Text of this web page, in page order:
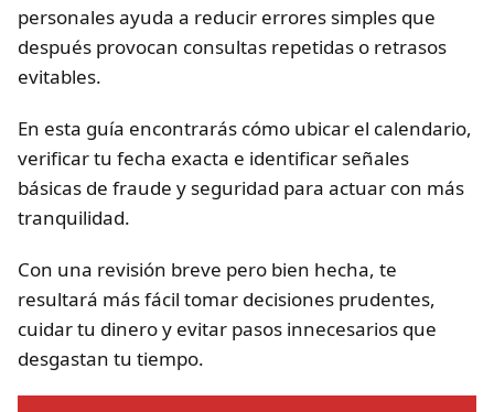
personales ayuda a reducir errores simples que
después provocan consultas repetidas o retrasos
evitables.
En esta guía encontrarás cómo ubicar el calendario,
verificar tu fecha exacta e identificar señales
básicas de fraude y seguridad para actuar con más
tranquilidad.
Con una revisión breve pero bien hecha, te
resultará más fácil tomar decisiones prudentes,
cuidar tu dinero y evitar pasos innecesarios que
desgastan tu tiempo.